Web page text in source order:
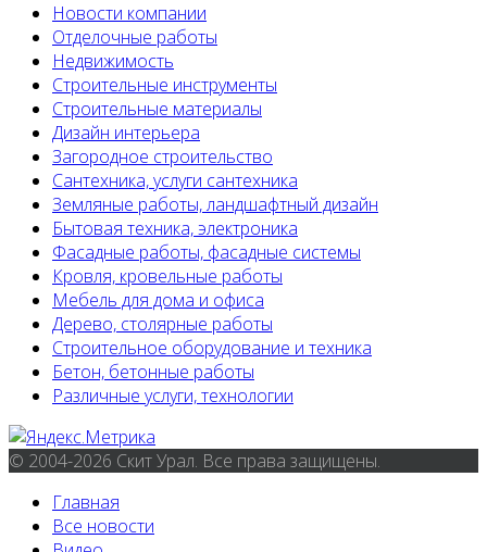
Новости компании
Отделочные работы
Недвижимость
Строительные инструменты
Строительные материалы
Дизайн интерьера
Загородное строительство
Сантехника, услуги сантехника
Земляные работы, ландшафтный дизайн
Бытовая техника, электроника
Фасадные работы, фасадные системы
Кровля, кровельные работы
Мебель для дома и офиса
Дерево, столярные работы
Строительное оборудование и техника
Бетон, бетонные работы
Различные услуги, технологии
© 2004-2026 Скит Урал. Все права защищены.
Главная
Все новости